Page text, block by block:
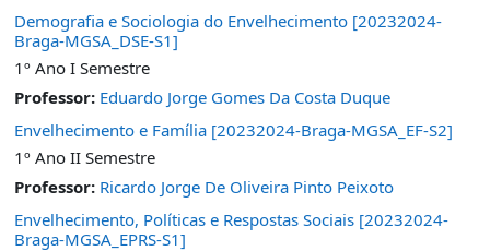
Demografia e Sociologia do Envelhecimento [20232024-
Braga-MGSA_DSE-S1]
1º Ano I Semestre
Professor: Eduardo Jorge Gomes Da Costa Duque
Envelhecimento e Família [20232024-Braga-MGSA_EF-S2]
1º Ano II Semestre
Professor: Ricardo Jorge De Oliveira Pinto Peixoto
Envelhecimento, Políticas e Respostas Sociais [20232024-
Braga-MGSA_EPRS-S1]